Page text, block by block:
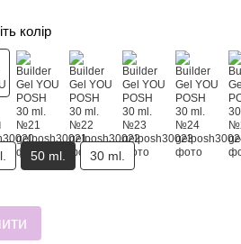
колір
50 ml. 30 ml.